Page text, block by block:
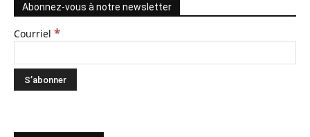
Abonnez-vous à notre newsletter
Courriel *